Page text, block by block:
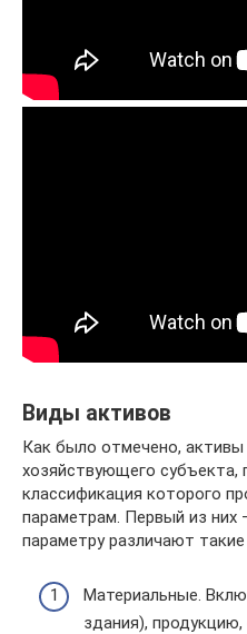
Виды активов
Как было отмечено,
хозяйствующего субъекта,
классификация которого
параметрам. Первый из них
параметру различают
Материальные.
здания),